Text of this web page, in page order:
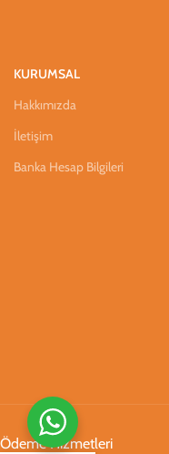
KURUMSAL
Hakkımızda
İletişim
Banka Hesap Bilgileri
Ödeme Hizmetleri